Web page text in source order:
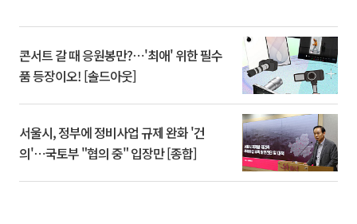
콘서트 갈 때 응원봉만?⋯'최애' 위한 필수
품 등장이오! [솔드아웃]
서울시, 정부에 정비사업 규제 완화 '건
의'⋯국토부 "협의 중" 입장만 [종합]